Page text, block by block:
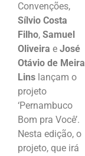
Convenções,
Sílvio Costa
Filho, Samuel
Oliveira e José
Otávio de Meira
Lins lançam o
projeto
‘Pernambuco
Bom pra Você’.
Nesta edição, o
projeto, que irá